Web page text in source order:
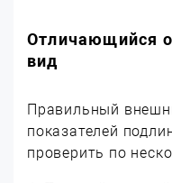
Отличающийся
вид
Правильный
показателей
проверить по